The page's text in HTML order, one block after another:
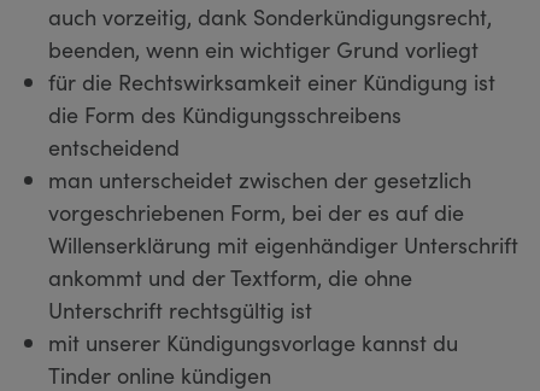
auch vorzeitig, dank Sonderkündigungsrecht,
beenden, wenn ein wichtiger Grund vorliegt
für die Rechtswirksamkeit einer Kündigung ist
die Form des Kündigungsschreibens
entscheidend
man unterscheidet zwischen der gesetzlich
vorgeschriebenen Form, bei der es auf die
Willenserklärung mit eigenhändiger Unterschrift
ankommt und der Textform, die ohne
Unterschrift rechtsgültig ist
mit unserer Kündigungsvorlage kannst du
Tinder online kündigen